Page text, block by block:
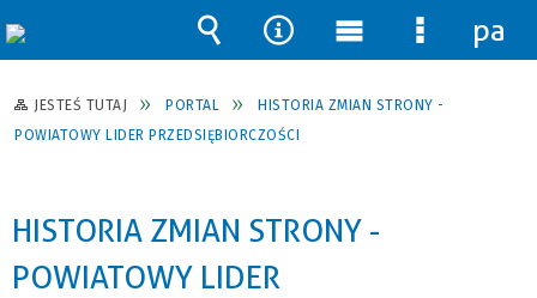
JESTEŚ TUTAJ PORTAL
HISTORIA ZMIAN STRONY -
POWIATOWY LIDER PRZEDSIĘBIORCZOŚCI
HISTORIA ZMIAN STRONY -
POWIATOWY LIDER
Wyszukiwarka
Narzędzia
Menu
główne
Menu